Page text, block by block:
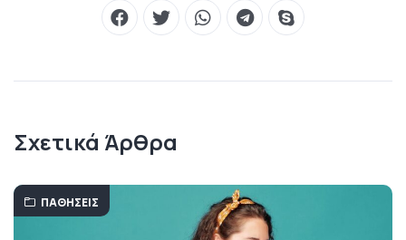
Σχετικά Άρθρα
ΠΑΘΉΣΕΙΣ